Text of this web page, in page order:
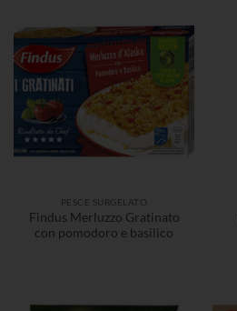
PESCE SURGELATO
Findus Merluzzo Gratinato
con pomodoro e basilico